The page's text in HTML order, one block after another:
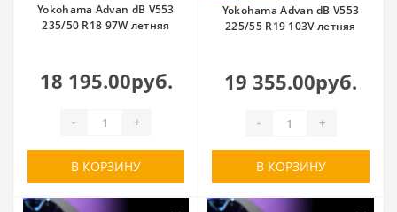
Yokohama Advan dB V553
235/50 R18 97W летняя
18 195.00руб.
- +
В КОРЗИНУ
Yokohama Advan dB V553
225/55 R19 103V летняя
19 355.00руб.
- +
В КОРЗИНУ